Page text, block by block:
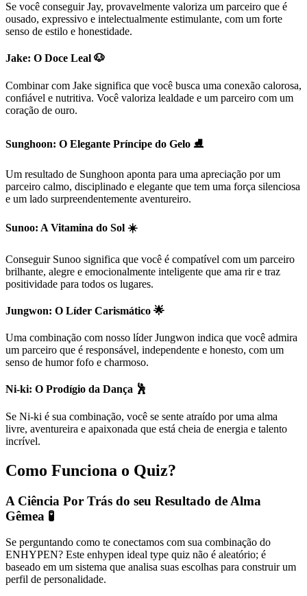
Se você conseguir Jay, provavelmente valoriza um parceiro que é
ousado, expressivo e intelectualmente estimulante, com um forte
senso de estilo e honestidade.
Jake: O Doce Leal 🐶
Combinar com Jake significa que você busca uma conexão calorosa,
confiável e nutritiva. Você valoriza lealdade e um parceiro com um
coração de ouro.
Sunghoon: O Elegante Príncipe do Gelo ⛸️
Um resultado de Sunghoon aponta para uma apreciação por um
parceiro calmo, disciplinado e elegante que tem uma força silenciosa
e um lado surpreendentemente aventureiro.
Sunoo: A Vitamina do Sol ☀️
Conseguir Sunoo significa que você é compatível com um parceiro
brilhante, alegre e emocionalmente inteligente que ama rir e traz
positividade para todos os lugares.
Jungwon: O Líder Carismático 🌟
Uma combinação com nosso líder Jungwon indica que você admira
um parceiro que é responsável, independente e honesto, com um
senso de humor fofo e charmoso.
Ni-ki: O Prodígio da Dança 🕺
Se Ni-ki é sua combinação, você se sente atraído por uma alma
livre, aventureira e apaixonada que está cheia de energia e talento
incrível.
Como Funciona o Quiz?
A Ciência Por Trás do seu Resultado de Alma
Gêmea 🧪
Se perguntando como te conectamos com sua combinação do
ENHYPEN? Este enhypen ideal type quiz não é aleatório; é
baseado em um sistema que analisa suas escolhas para construir um
perfil de personalidade.